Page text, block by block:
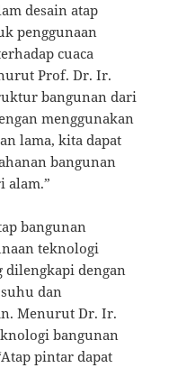
desain atap
penggunaan
cuaca
Prof. Dr. Ir.
bangunan dari
menggunakan
lama, kita dapat
bangunan
alam.”
bangunan
teknologi
dilengkapi dengan
dan
Menurut Dr. Ir.
bangunan
pintar dapat